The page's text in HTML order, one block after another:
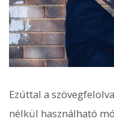
Ezúttal a
nélkül használható